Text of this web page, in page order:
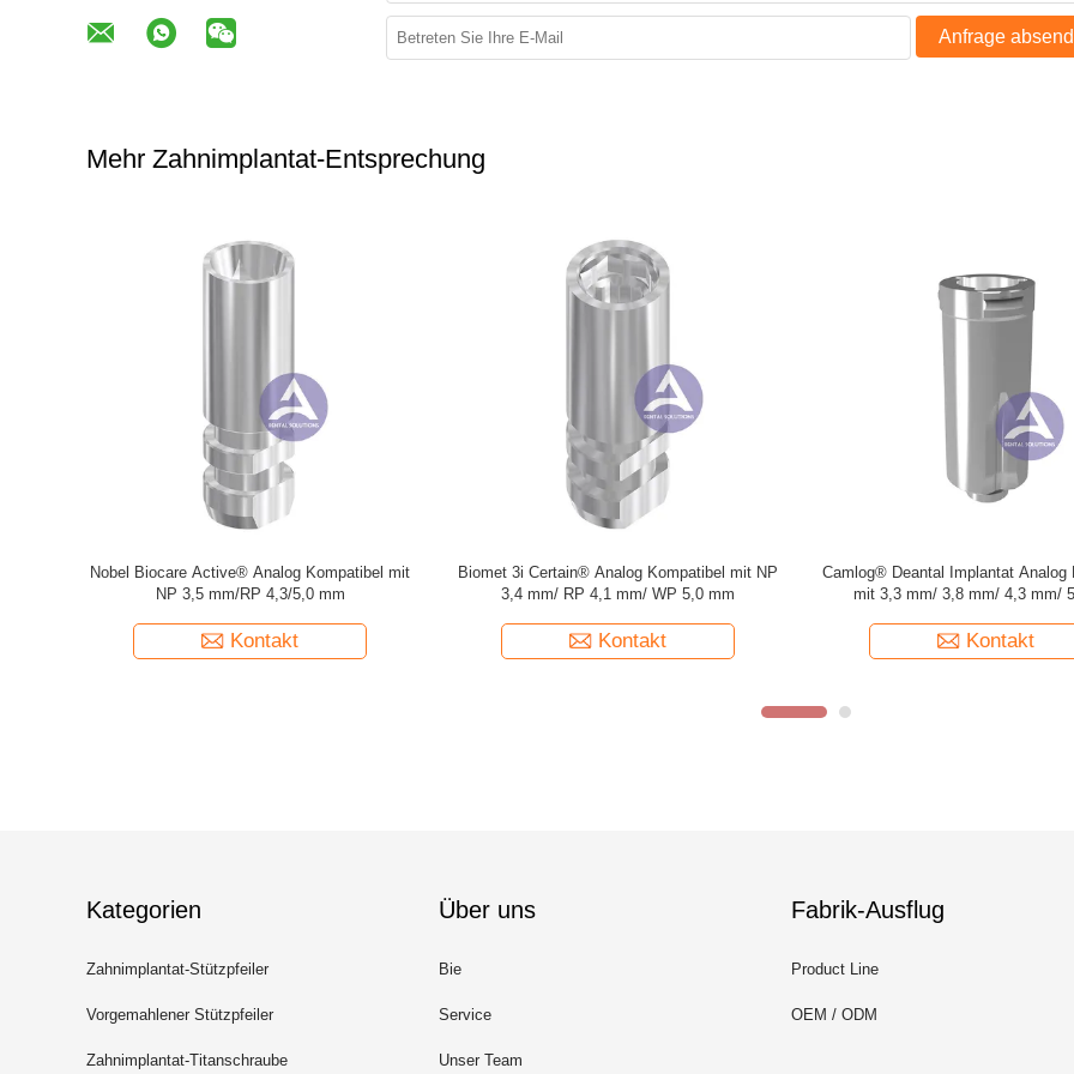
Anfrage
Mehr Zahnimplantat-Entsprechung
Osstem GS/TS Mini & Regular Lab Analog
Hiossen Mini & Regular Analogue
Kontakt
Neodent® Grand Morse Analog, Dess Typ
Analog, Titan
Kontakt
Einheitliche Prüfungen für die
Implantaten
Kontakt
Kategorien
Zahnimplantat-Stützpfeiler
Vorgemahlener Stützpfeiler
Zahnimplantat-Titanschraube
Über uns
Bie
Service
Unser Team
Fabrik-Ausflug
Product Line
OEM / ODM